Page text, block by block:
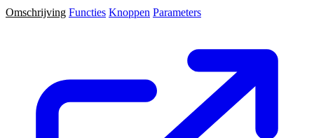
Omschrijving Functies Knoppen Parameters